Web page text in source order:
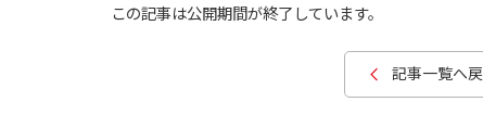
この記事は公開期間が終了しています。
記事一覧へ